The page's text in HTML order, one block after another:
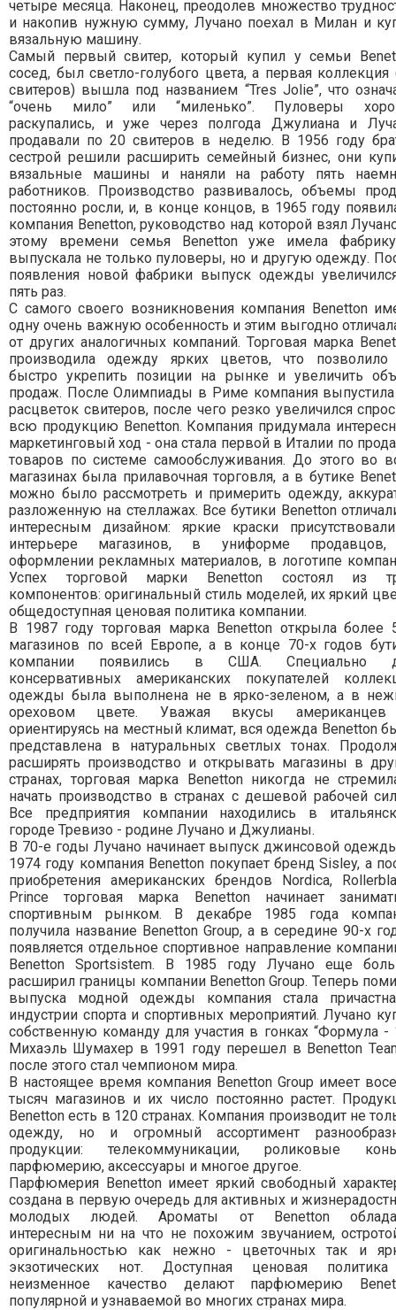
четыре месяца. Наконец, преодолев множество
и накопив нужную сумму, Лучано поехал в Милан и
вязальную машину.
Самый первый свитер, который купил у семьи
сосед, был светло-голубого цвета, а первая коллекция
свитеров) вышла под названием “Tres Jolie”, что
“очень мило” или “миленько”. Пуловеры
раскупались, и уже через полгода Джулиана и
продавали по 20 свитеров в неделю. В 1956 году
сестрой решили расширить семейный бизнес, они
вязальные машины и наняли на работу пять
работников. Производство развивалось, объемы
постоянно росли, и, в конце концов, в 1965 году
компания Benetton, руководство над которой взял
этому времени семья Benetton уже имела
выпускала не только пуловеры, но и другую одежду.
появления новой фабрики выпуск одежды
пять раз.
С самого своего возникновения компания Benetton
одну очень важную особенность и этим выгодно
от других аналогичных компаний. Торговая марка
производила одежду ярких цветов, что
быстро укрепить позиции на рынке и увеличить
продаж. После Олимпиады в Риме компания
расцветок свитеров, после чего резко увеличился
всю продукцию Benetton. Компания придумала
маркетинговый ход - она стала первой в Италии по
товаров по системе самообслуживания. До этого во
магазинах была прилавочная торговля, а в бутике
можно было рассмотреть и примерить одежду,
разложенную на стеллажах. Все бутики Benetton
интересным дизайном: яркие краски
интерьере магазинов, в униформе
оформлении рекламных материалов, в логотипе
Успех торговой марки Benetton состоял из
компонентов: оригинальный стиль моделей, их яркий
общедоступная ценовая политика компании.
В 1987 году торговая марка Benetton открыла более
магазинов по всей Европе, а в конце 70-х годов
компании появились в США. Специально
консервативных американских покупателей
одежды была выполнена не в ярко-зеленом, а в
ореховом цвете. Уважая вкусы
ориентируясь на местный климат, вся одежда Benetton
представлена в натуральных светлых тонах.
расширять производство и открывать магазины в
странах, торговая марка Benetton никогда не
начать производство в странах с дешевой рабочей
Все предприятия компании находились в
городе Тревизо - родине Лучано и Джулианы.
В 70-е годы Лучано начинает выпуск джинсовой
1974 году компания Benetton покупает бренд Sisley, а
приобретения американских брендов Nordica,
Prince торговая марка Benetton начинает
спортивным рынком. В декабре 1985 года
получила название Benetton Group, а в середине 90-х
появляется отдельное спортивное направление
Benetton Sportsistem. В 1985 году Лучано еще
расширил границы компании Benetton Group. Теперь
выпуска модной одежды компания стала
индустрии спорта и спортивных мероприятий. Лучано
собственную команду для участия в гонках “Формула -
Михаэль Шумахер в 1991 году перешел в Benetton
после этого стал чемпионом мира.
В настоящее время компания Benetton Group имеет
тысяч магазинов и их число постоянно растет.
Benetton есть в 120 странах. Компания производит не
одежду, но и огромный ассортимент
продукции: телекоммуникации, роликовые
парфюмерию, аксессуары и многое другое.
Парфюмерия Benetton имеет яркий свободный
создана в первую очередь для активных и
молодых людей. Ароматы от Benetton
интересным ни на что не похожим звучанием,
оригинальностью как нежно - цветочных так и
экзотических нот. Доступная ценовая
неизменное качество делают парфюмерию
популярной и узнаваемой во многих странах мира.